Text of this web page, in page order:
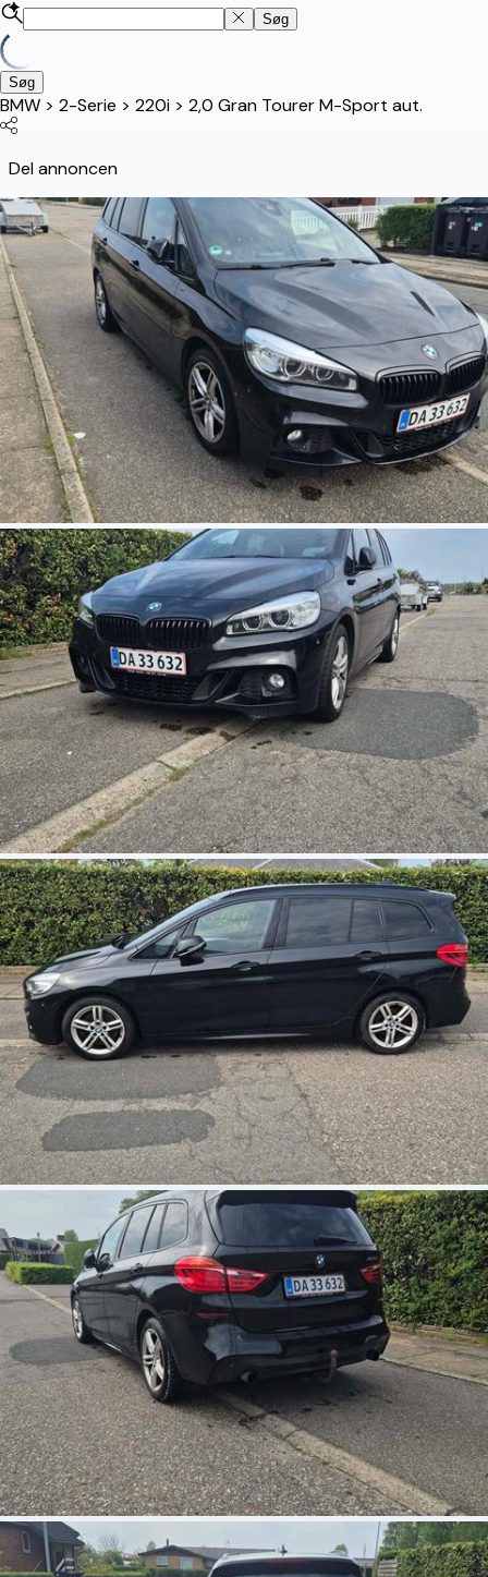
Søg
Søg
BMW > 2-Serie > 220i > 2,0 Gran Tourer M-Sport aut.
Del annoncen